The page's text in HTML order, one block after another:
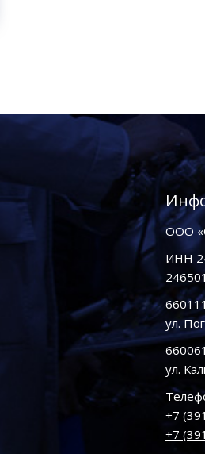
ООО
ИНН
ул.
ул.
+7
+7